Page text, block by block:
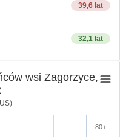
39,6 lat
32,1 lat
wsi Zagorzyce,
80+